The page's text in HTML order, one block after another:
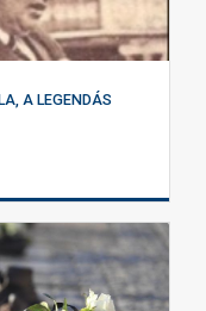
A LEGENDÁS